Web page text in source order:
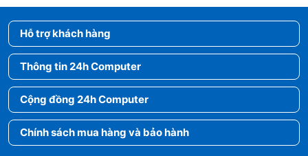
Hỗ trợ khách hàng
Thông tin 24h Computer
Cộng đồng 24h Computer
Chính sách mua hàng và bảo hành